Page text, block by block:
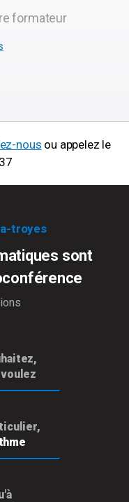
formateur
nous ou appelez le
troyes
sont